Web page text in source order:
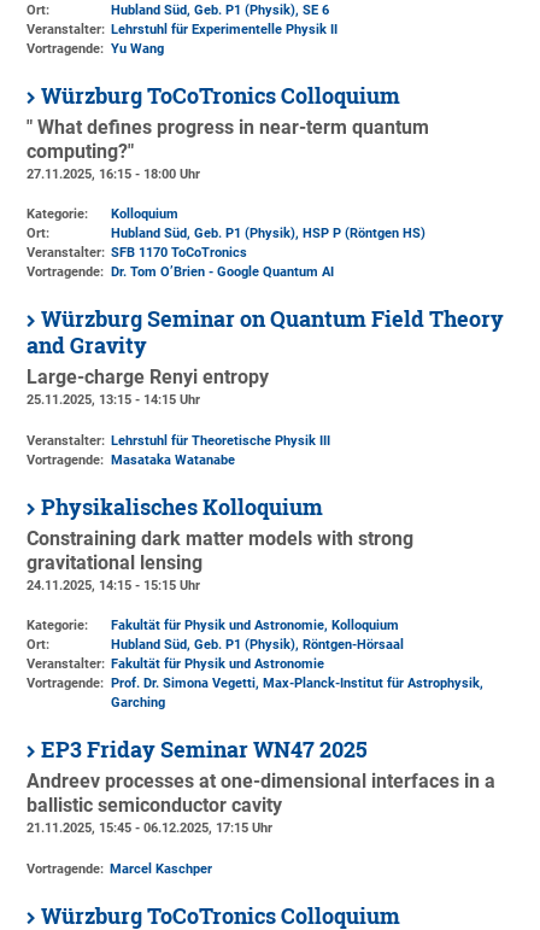
Ort:
Hubland Süd, Geb. P1 (Physik), SE 6
Veranstalter: Lehrstuhl für Experimentelle Physik II
Vortragende: Yu Wang
Würzburg ToCoTronics Colloquium
" What defines progress in near-term quantum
computing?"
27.11.2025, 16:15 - 18:00 Uhr
Kategorie:
Kolloquium
Ort:
Hubland Süd, Geb. P1 (Physik), HSP P (Röntgen HS)
Veranstalter: SFB 1170 ToCoTronics
Vortragende:
Dr. Tom O’Brien - Google Quantum AI
Würzburg Seminar on Quantum Field Theory
and Gravity
Large-charge Renyi entropy
25.11.2025, 13:15 - 14:15 Uhr
Veranstalter: Lehrstuhl für Theoretische Physik III
Vortragende: Masataka Watanabe
Physikalisches Kolloquium
Constraining dark matter models with strong
gravitational lensing
24.11.2025, 14:15 - 15:15 Uhr
Kategorie:
Fakultät für Physik und Astronomie, Kolloquium
Ort:
Hubland Süd, Geb. P1 (Physik), Röntgen-Hörsaal
Veranstalter: Fakultät für Physik und Astronomie
Vortragende:
Prof. Dr. Simona Vegetti, Max-Planck-Institut für Astrophysik,
Garching
EP3 Friday Seminar WN47 2025
Andreev processes at one-dimensional interfaces in a
ballistic semiconductor cavity
21.11.2025, 15:45 - 06.12.2025, 17:15 Uhr
Vortragende: Marcel Kaschper
Würzburg ToCoTronics Colloquium